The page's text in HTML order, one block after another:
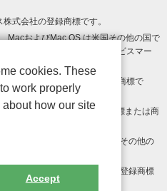
式会社の登録商標です。
MacおよびMac OS は米国その他の国で
Store は Apple Inc. のサービスマー
Play ロゴ は Google LLC の商標で
びその他の国における登録商標または商
は、Adobe Inc.の米国およびその他の
名、ロゴは各社の商標または登録商標
cookies. These
work properly
how our site
Accept